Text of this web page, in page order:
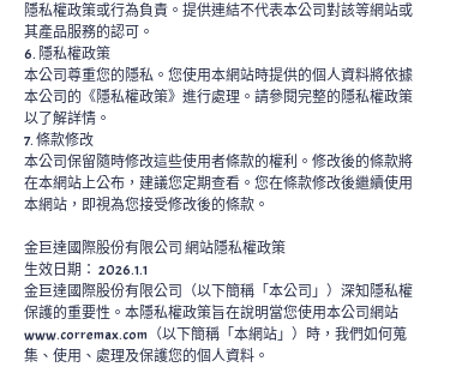
隱私權政策或行為負責。提供連結不代表本公司對該等網站或
其產品服務的認可。
6. 隱私權政策
本公司尊重您的隱私。您使用本網站時提供的個人資料將依據
本公司的《隱私權政策》進行處理。請參閱完整的隱私權政策
以了解詳情。
7. 條款修改
本公司保留隨時修改這些使用者條款的權利。修改後的條款將
在本網站上公布，建議您定期查看。您在條款修改後繼續使用
本網站，即視為您接受修改後的條款。
金巨達國際股份有限公司 網站隱私權政策
生效日期： 2026.1.1
金巨達國際股份有限公司（以下簡稱「本公司」）深知隱私權
保護的重要性。本隱私權政策旨在說明當您使用本公司網站
www.corremax.com（以下簡稱「本網站」）時，我們如何蒐
集、使用、處理及保護您的個人資料。